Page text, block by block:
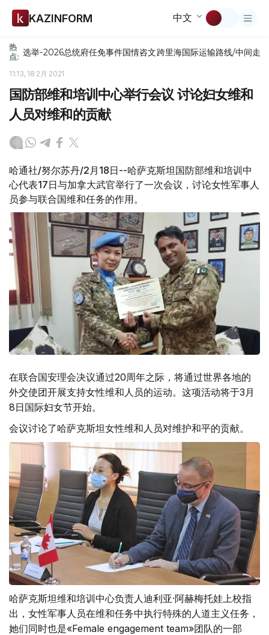
KAZINFORM 中文
热
点: 选举-2026总统府任免事件国情咨文跨里海国际运输路线/中间走廊
11:13, 18 2月 2021
国防部维和培训中心举行会议 讨论妇女维和
人员对维和的贡献
哈通社/努尔苏丹/2月18日--哈萨克斯坦国防部维和培训中
心代表17日与加拿大武官举行了一次会议，讨论女性军事人
员参与联合国维和任务的作用。
在联合国安理会决议通过20周年之际，将通过世界各地的
外交使团开展支持女性维和人员的运动。这项活动将于3月
8日国际妇女节开始。
会议讨论了哈萨克斯坦女性维和人员对维护和平的贡献。
哈萨克斯坦维和培训中心负责人迪利亚·阿赫梅托娃上校指
出，女性军事人员在维和任务中执行特殊的人道主义任务，
她们同时也是«Female engagement team»团队的一部